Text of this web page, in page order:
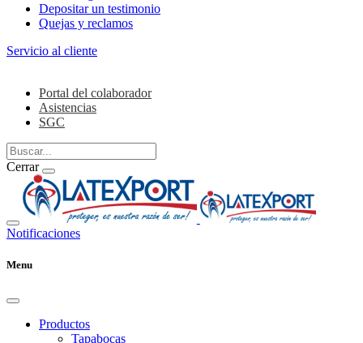
Depositar un testimonio
Quejas y reclamos
Servicio al cliente
Portal del colaborador
Asistencias
SGC
Cerrar
Notificaciones
Menu
Productos
Tapabocas